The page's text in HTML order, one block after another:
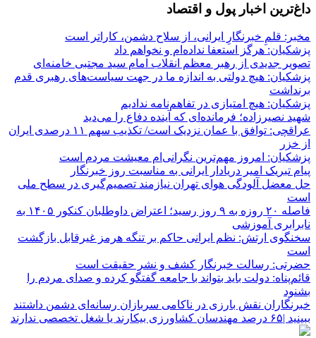
داغ‌ترین اخبار پول و اقتصاد
مخبر: قلمِ خبرنگارِ ایرانی، از سلاح دشمن، کاراتر است
پزشکیان: هرگز استعفا نداده‌ام و نخواهم داد
تصویر جدیدی از رهبر معظم انقلاب امام سید مجتبی خامنه‌ای
پزشکیان: هیچ دولتی به اندازه ما در جهت سیاست‌های رهبری قدم
برنداشت
پزشکیان: هیچ امتیازی در تفاهم‌نامه ندادیم
شهید نصیرزاده؛ فرمانده‌ای که آینده دفاع را می‌دید
عراقچی: توافق با عمان نزدیک است/ تکذیب سهم ۱۱ درصدی ایران
از خزر
پزشکیان: امروز مهم‌ترین نگرانی‌ام معیشت مردم است
پیام تبریک امیر دریادار ایرانی به مناسبت روز خبرنگار
حل معضل آلودگی هوای تهران نیازمند تصمیم‌گیری در سطح ملی
است
فاصله ۲۰ روزه به ۹ روز رسید؛ اعتراض داوطلبان کنکور ۱۴۰۵ به
نابرابری آموزشی
سخنگوی ارتش: نظم ایرانی حاکم بر تنگه هرمز غیرقابل بازگشت
است
حضرتی: رسالت خبرنگار کشف و نشر حقیقت است
قائم‌پناه: دولت باید بتواند با جامعه گفتگو کرده و صدای مردم را
بشنود
خبرنگاران نقش بارزی در ناکامی سربازان رسانه‌ای دشمن داشتند
ببینید |۶۵ درصد مهندسان کشاورزی بیکارند یا شغل تخصصی ندارند